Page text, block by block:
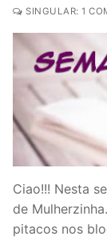
SINGULAR: 1
Ciao!!! Nesta
de
pitacos nos